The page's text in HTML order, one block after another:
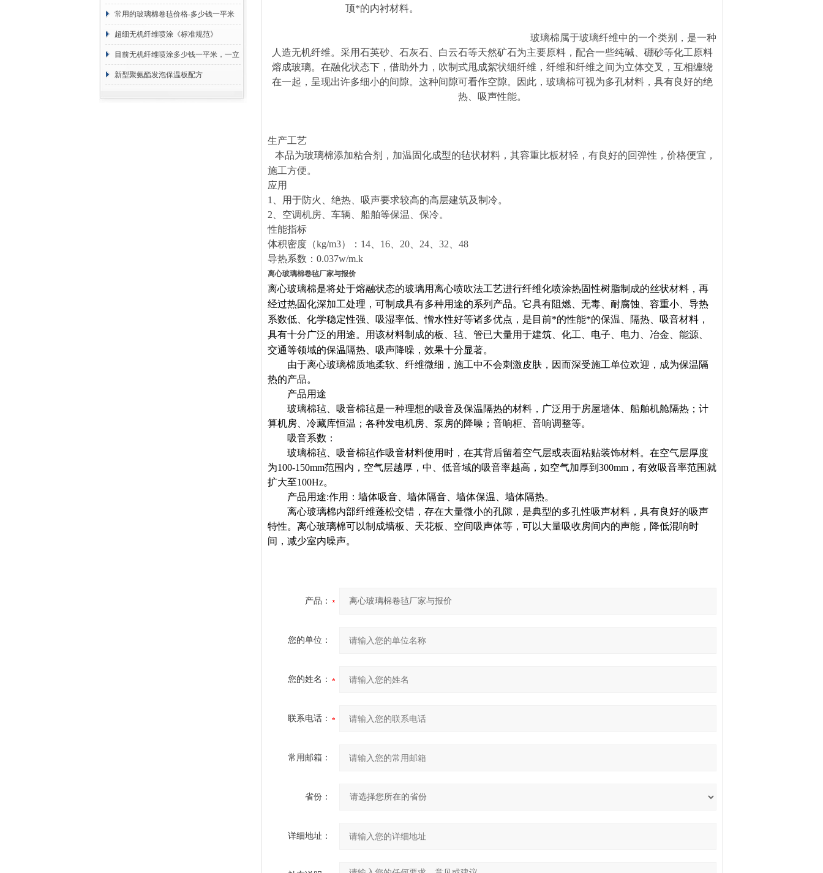
常用的玻璃棉卷毡价格-多少钱一平米
超细无机纤维喷涂《标准规范》
目前无机纤维喷涂多少钱一平米，一立
方 价格计算
新型聚氨酯发泡保温板配方
顶*的内衬材料。
玻璃棉属于玻璃纤维中的一个类别，是一种
人造无机纤维。采用石英砂、石灰石、白云石等天然矿石为主要原料，配合一些纯碱、硼砂等化工原料
熔成玻璃。在融化状态下，借助外力，吹制式甩成絮状细纤维，纤维和纤维之间为立体交叉，互相缠绕
在一起，呈现出许多细小的间隙。这种间隙可看作空隙。因此，玻璃棉可视为多孔材料，具有良好的绝
热、吸声性能。
生产工艺
本品为玻璃棉添加粘合剂，加温固化成型的毡状材料，其容重比板材轻，有良好的回弹性，价格便宜，
施工方便。
应用
1
、用于防火、绝热、吸声要求较高的高层建筑及制冷。
2 、空调机房、车辆、船舶等保温、保冷。
性能指标
体积密度（kg/m3）： 14 16 20 24 32
48
导热系数： 0.037w/m.k
离心玻璃棉卷毡厂家与报价
离心玻璃棉是将处于熔融状态的玻璃用离心喷吹法工艺进行纤维化喷涂热固性树脂制成的丝状材料，再
经过热固化深加工处理，可制成具有多种用途的系列产品。它具有阻燃、无毒、耐腐蚀、容重小、导热
系数低、化学稳定性强、吸湿率低、憎水性好等诸多优点，是目前*的性能*的保温、隔热、吸音材料，
具有十分广泛的用途。用该材料制成的板、毡、管已大量用于建筑、化工、电子、电力、冶金、能源、
交通等领域的保温隔热、吸声降噪，效果十分显著。
由于离心玻璃棉质地柔软、纤维微细，施工中不会刺激皮肤，因而深受施工单位欢迎，成为保温隔
热的产品。
产品用途
玻璃棉毡、吸音棉毡是一种理想的吸音及保温隔热的材料，广泛用于房屋墙体、船舶机舱隔热；计
算机房、冷藏库恒温；各种发电机房、泵房的降噪；音响柜、音响调整等。
吸音系数：
玻璃棉毡、吸音棉毡作吸音材料使用时，在其背后留着空气层或表面粘贴装饰材料。在空气层厚度
为100-150mm范围内，空气层越厚，中、低音域的吸音率越高，如空气加厚到300mm，有效吸音率范围就
扩大至100Hz。
产品用途:作用：墙体吸音、墙体隔音、墙体保温、墙体隔热。
离心玻璃棉内部纤维蓬松交错，存在大量微小的孔隙，是典型的多孔性吸声材料，具有良好的吸声
特性。离心玻璃棉可以制成墙板、天花板、空间吸声体等，可以大量吸收房间内的声能，降低混响时
间，减少室内噪声。
产品：
您的单位：
您的姓名：
联系电话：
常用邮箱：
省份：
详细地址：